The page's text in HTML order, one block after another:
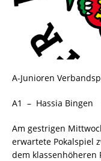
A-Junioren
A1 – Hassia Bingen
Am gestrigen
erwartete Pokalspiel
dem klassenhöheren